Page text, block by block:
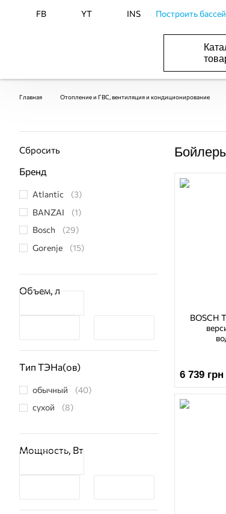
FB YT INS Построить
Главная Отопление и ГВС, вентиляция и кондиционирование
Сбросить
Бренд
Atlantic
(3)
BANZAI
(1)
Bosch
(29)
Gorenje
(15)
Объем, л
Тип ТЭНа(ов)
обычный
(40)
сухой
(8)
Мощность, Вт
BOSCH
6 739 грн